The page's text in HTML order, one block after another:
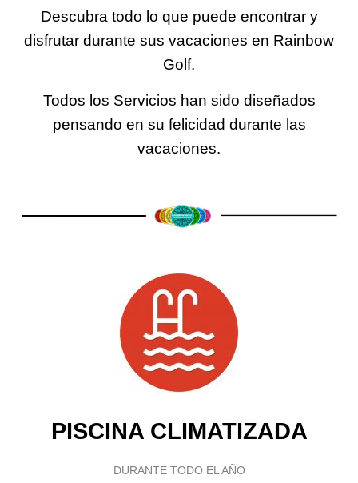
Descubra todo lo que puede encontrar y
disfrutar durante sus vacaciones en Rainbow
Golf.
Todos los Servicios han sido diseñados
pensando en su felicidad durante las
vacaciones.
PISCINA CLIMATIZADA
DURANTE TODO EL AÑO